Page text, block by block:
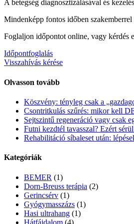
A betegség diagnosztizálásával és
Mindenképp fontos időben
Foglaljon időpontot online, vagy kérdés
Időpontfoglalás
Visszahívás kérése
Olvasson tovább
Köszvény: tényleg csak a
Csontritkulás szűrés: mikor kell
Sejtszintű regeneráció vagy csak
Futni kezdtél tavasszal? Ezért
Rehabilitáció síbaleset után:
Kategóriák
BEMER (1)
Dorn-Breuss terápia (2)
Gerincsérv (1)
Gyógymasszázs (1)
Hasi ultrahang (1)
Hátfájdalom (4)